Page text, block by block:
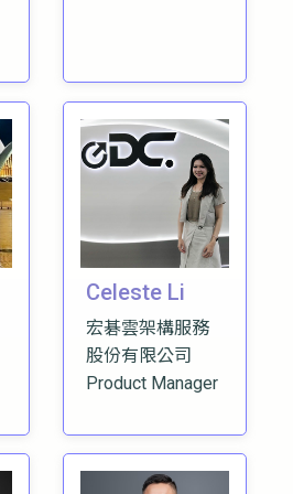
Celeste Li
宏碁雲架構服務
股份有限公司
Product Manager